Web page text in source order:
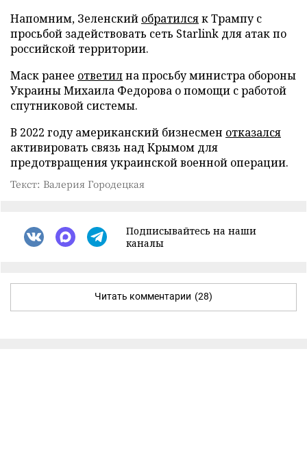
Напомним, Зеленский обратилсяк Трампу с
просьбой задействовать сеть Starlink для атак по
российской территории.
Маск ранее ответилна просьбу министра обороны
Украины Михаила Федорова о помощи с работой
спутниковой системы.
В 2022 году американский бизнесмен отказался
активировать связь над Крымом для
предотвращения украинской военной операции.
Текст: Валерия Городецкая
Подписывайтесь на наши
каналы
Читать комментарии (28)